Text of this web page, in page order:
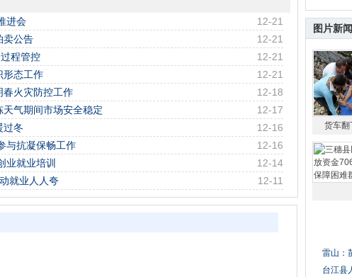
图片新闻
货车翻
雷山：
台江县
12-21
进会
12-21
卖公告
12-21
程管控
12-21
形态工作
12-18
春火灾防控工作
12-17
天气期间市场安全稳定
12-16
过冬
12-16
与抗凝保畅工作
12-14
业就业培训
12-11
就业人人夸